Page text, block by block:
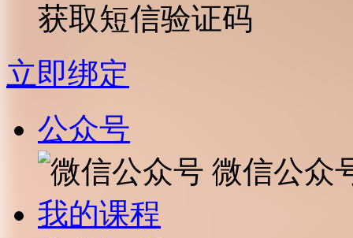
获取短信验证码
立即绑定
公众号
微信公众
我的课程